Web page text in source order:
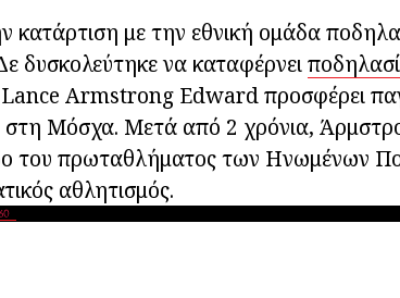
κατάρτιση με την εθνική ομάδα
δυσκολεύτηκε να καταφέρνει
Lance Armstrong Edward προσφέρει
Μόσχα. Μετά από 2 χρόνια,
του πρωταθλήματος των Ηνωμένων
αθλητισμός.